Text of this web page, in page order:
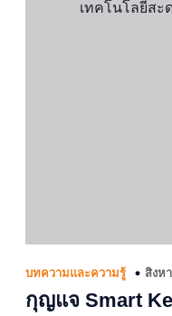
บทความและความรู้ สิงห
กุญแจ Smart